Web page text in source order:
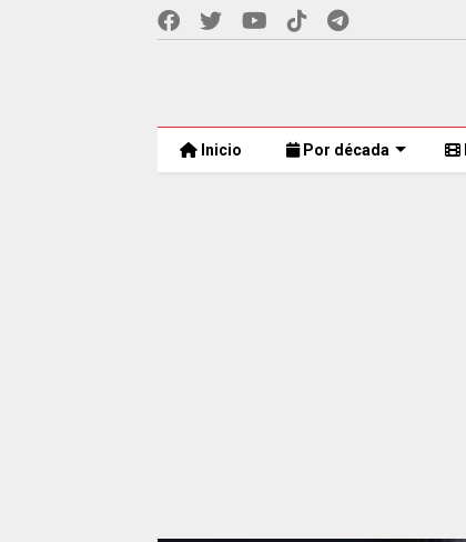
Inicio Por década